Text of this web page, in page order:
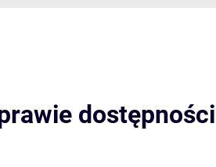
dostępności